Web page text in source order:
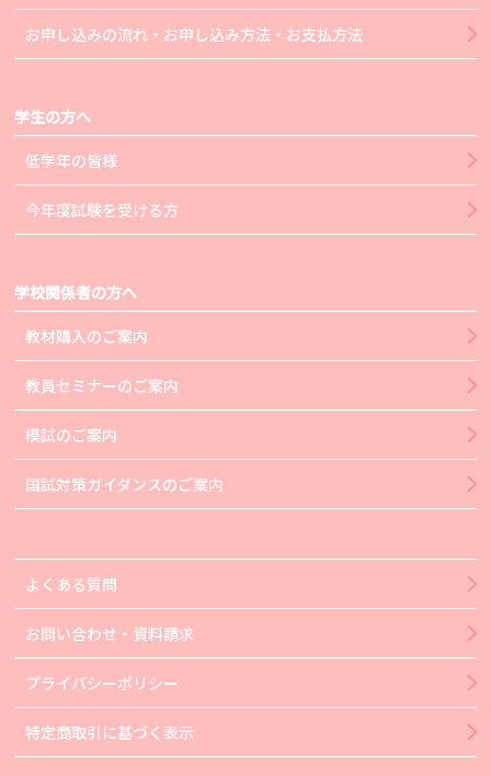
お申し込みの流れ・お申し込み方法・お支払方法
学生の方へ
低学年の皆様
今年度試験を受ける方
学校関係者の方へ
教材購入のご案内
教員セミナーのご案内
模試のご案内
国試対策ガイダンスのご案内
よくある質問
お問い合わせ・資料請求
プライバシーポリシー
特定商取引に基づく表示